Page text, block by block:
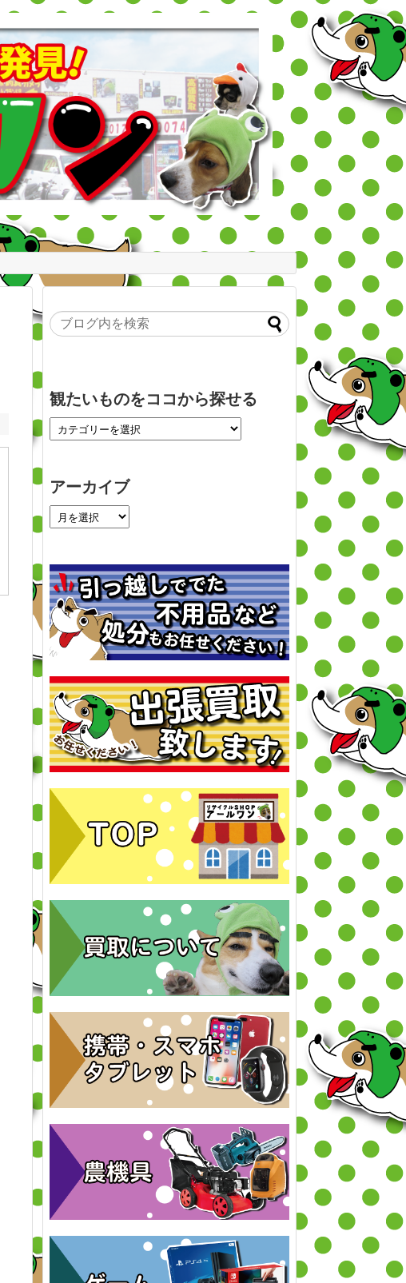
観たいものをココから探せる
アーカイブ